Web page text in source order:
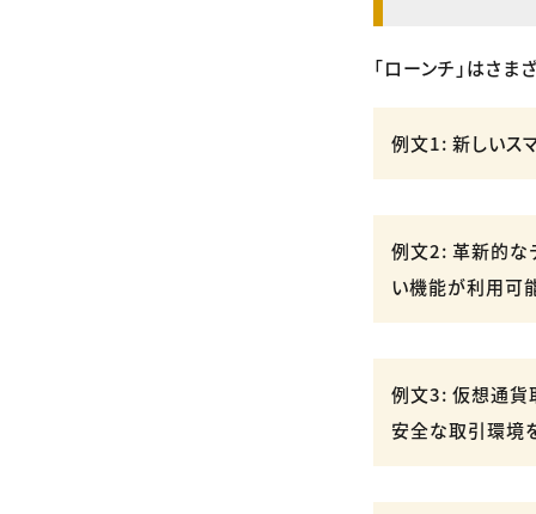
「ローンチ」はさ
例文1: 新しいス
例文2: 革新的な
い機能が利用可
例文3: 仮想通貨
安全な取引環境